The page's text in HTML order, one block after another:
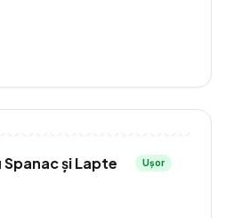
și Lapte
Ușor